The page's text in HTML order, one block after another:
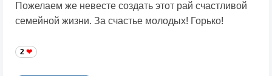
Пожелаем же невесте создать этот рай счастливой
семейной жизни. За счастье молодых! Горько!
2